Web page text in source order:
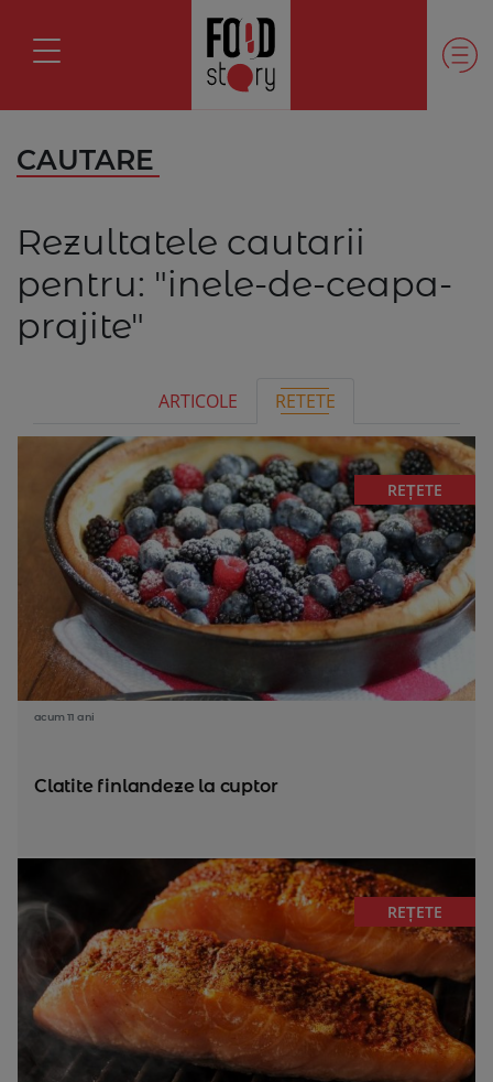
CAUTARE
Rezultatele cautarii
pentru: "inele-de-ceapa-
prajite"
ARTICOLE RETETE
REȚETE
acum 11 ani
Clatite finlandeze la cuptor
REȚETE